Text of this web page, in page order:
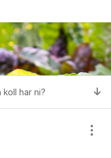
koll har ni?